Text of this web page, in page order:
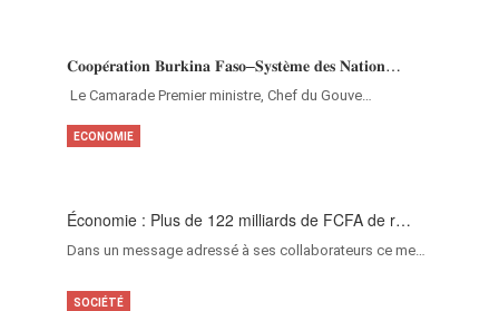
𝐂𝐨𝐨𝐩𝐞́𝐫𝐚𝐭𝐢𝐨𝐧 𝐁𝐮𝐫𝐤𝐢𝐧𝐚 𝐅𝐚𝐬𝐨–𝐒𝐲𝐬𝐭𝐞̀𝐦𝐞 𝐝𝐞𝐬 𝐍𝐚𝐭𝐢𝐨𝐧…
‎Le Camarade Premier ministre, Chef du Gouve…
Économie : Plus de 122 milliards de FCFA de r…
Dans un message adressé à ses collaborateurs ce me…
ECONOMIE
SOCIÉTÉ